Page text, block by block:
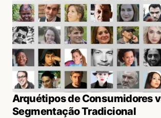
Arquétipos de Consumidores
Segmentação Tradicional